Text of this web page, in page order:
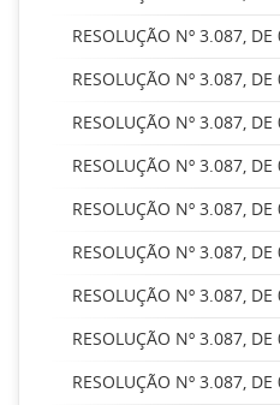
RESOLUÇÃO Nº 3.087,
RESOLUÇÃO Nº 3.087,
RESOLUÇÃO Nº 3.087,
RESOLUÇÃO Nº 3.087,
RESOLUÇÃO Nº 3.087,
RESOLUÇÃO Nº 3.087,
RESOLUÇÃO Nº 3.087,
RESOLUÇÃO Nº 3.087,
RESOLUÇÃO Nº 3.087,